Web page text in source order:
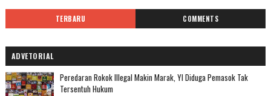
TERBARU COMMENTS
ADVETORIAL
Peredaran Rokok Illegal Makin Marak, YI Diduga Pemasok Tak
Tersentuh Hukum